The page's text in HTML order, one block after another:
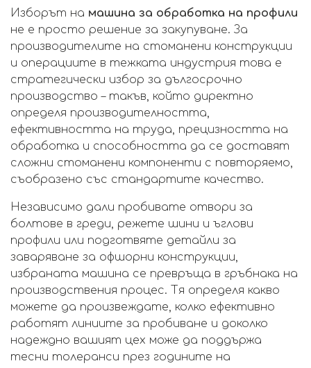
Изборът на машина за обработка на профили
не е просто решение за закупуване. За
производителите на стоманени конструкции
и операциите в тежката индустрия това е
стратегически избор за дългосрочно
производство – такъв, който директно
определя производителността,
ефективността на труда, прецизността на
обработка и способността да се доставят
сложни стоманени компоненти с повторяемо,
съобразено със стандартите качество.
Независимо дали пробивате отвори за
болтове в греди, режете шини и ъглови
профили или подготвяте детайли за
заваряване за офшорни конструкции,
избраната машина се превръща в гръбнака на
производствения процес. Тя определя какво
можете да произвеждате, колко ефективно
работят линиите за пробиване и доколко
надеждно вашият цех може да поддържа
тесни толеранси през годините на